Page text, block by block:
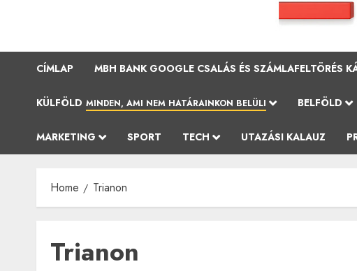
CÍMLAP MBH BANK GOOGLE CSALÁS ÉS SZÁMLAFELTÖRÉS
KÜLFÖLD MINDEN, AMI NEM HATÁRAINKON BELÜLI BELFÖLD
MARKETING SPORT TECH UTAZÁSI KALAUZ
Home Trianon
Trianon